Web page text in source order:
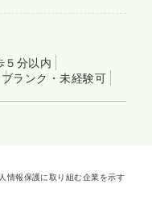
５分以内
ブランク・未経験可
情報保護に取り組む企業を示す